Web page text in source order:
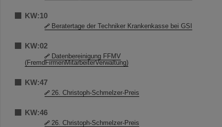
KW:10
Beratertage der Techniker Krankenkasse bei GSI
KW:02
Datenbereinigung FFMV
(FremdFirmenMitarbeiterVerwaltung)
KW:47
26. Christoph-Schmelzer-Preis
KW:46
26. Christoph-Schmelzer-Preis